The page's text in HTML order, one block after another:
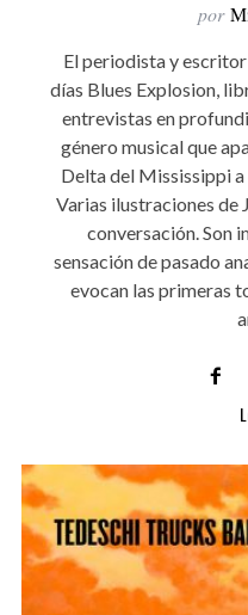
por
El periodista y
días Blues Explosion,
entrevistas en
género musical que
Delta del Mississippi
Varias ilustraciones de
conversación. Son
sensación de pasado
evocan las primeras